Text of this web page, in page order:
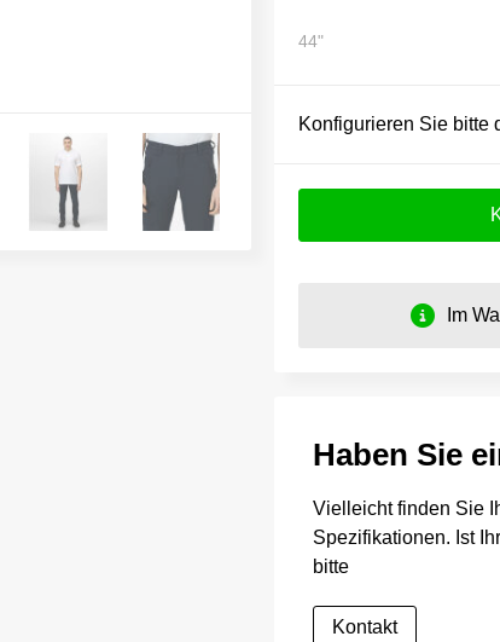
44"
Konfigurieren Sie bitte
Im
Haben Sie
Vielleicht finden Sie
Spezifikationen. Ist
bitte
Kontakt